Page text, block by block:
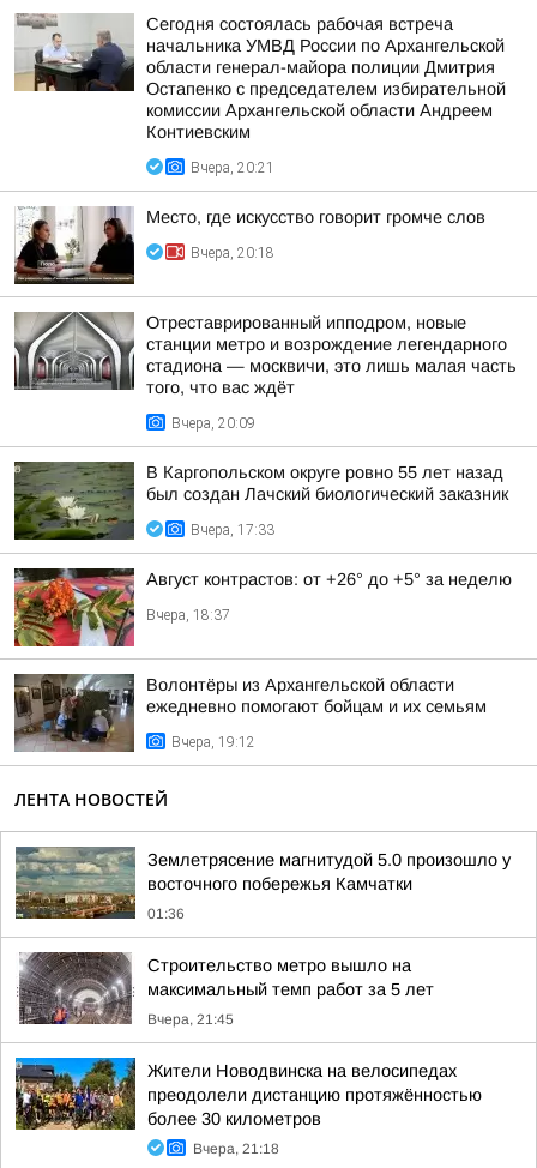
Сегодня состоялась рабочая встреча
начальника УМВД России по Архангельской
области генерал-майора полиции Дмитрия
Остапенко с председателем избирательной
комиссии Архангельской области Андреем
Контиевским
Вчера, 20:21
Место, где искусство говорит громче слов
Вчера, 20:18
Отреставрированный ипподром, новые
станции метро и возрождение легендарного
стадиона — москвичи, это лишь малая часть
того, что вас ждёт
Вчера, 20:09
В Каргопольском округе ровно 55 лет назад
был создан Лачский биологический заказник
Вчера, 17:33
Август контрастов: от +26° до +5° за неделю
Вчера, 18:37
Волонтёры из Архангельской области
ежедневно помогают бойцам и их семьям
Вчера, 19:12
ЛЕНТА НОВОСТЕЙ
Землетрясение магнитудой 5.0 произошло у
восточного побережья Камчатки
01:36
Строительство метро вышло на
максимальный темп работ за 5 лет
Вчера, 21:45
Жители Новодвинска на велосипедах
преодолели дистанцию протяжённостью
более 30 километров
Вчера, 21:18